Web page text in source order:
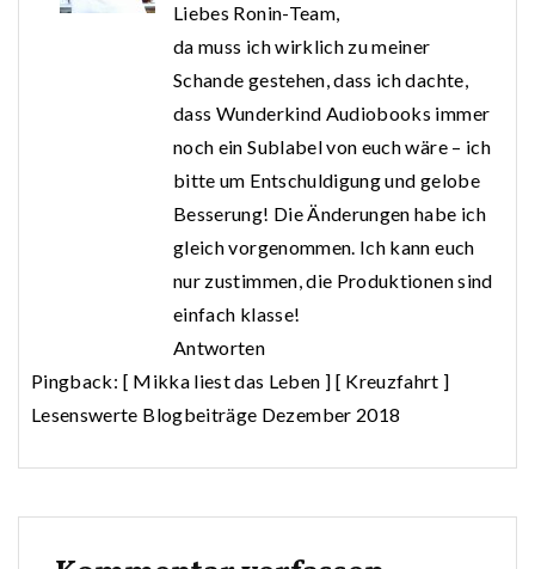
Liebes Ronin-Team,
da muss ich wirklich zu meiner
Schande gestehen, dass ich dachte,
dass Wunderkind Audiobooks immer
noch ein Sublabel von euch wäre – ich
bitte um Entschuldigung und gelobe
Besserung! Die Änderungen habe ich
gleich vorgenommen. Ich kann euch
nur zustimmen, die Produktionen sind
einfach klasse!
Antworten
Pingback: [ Mikka liest das Leben ] [ Kreuzfahrt ]
Lesenswerte Blogbeiträge Dezember 2018